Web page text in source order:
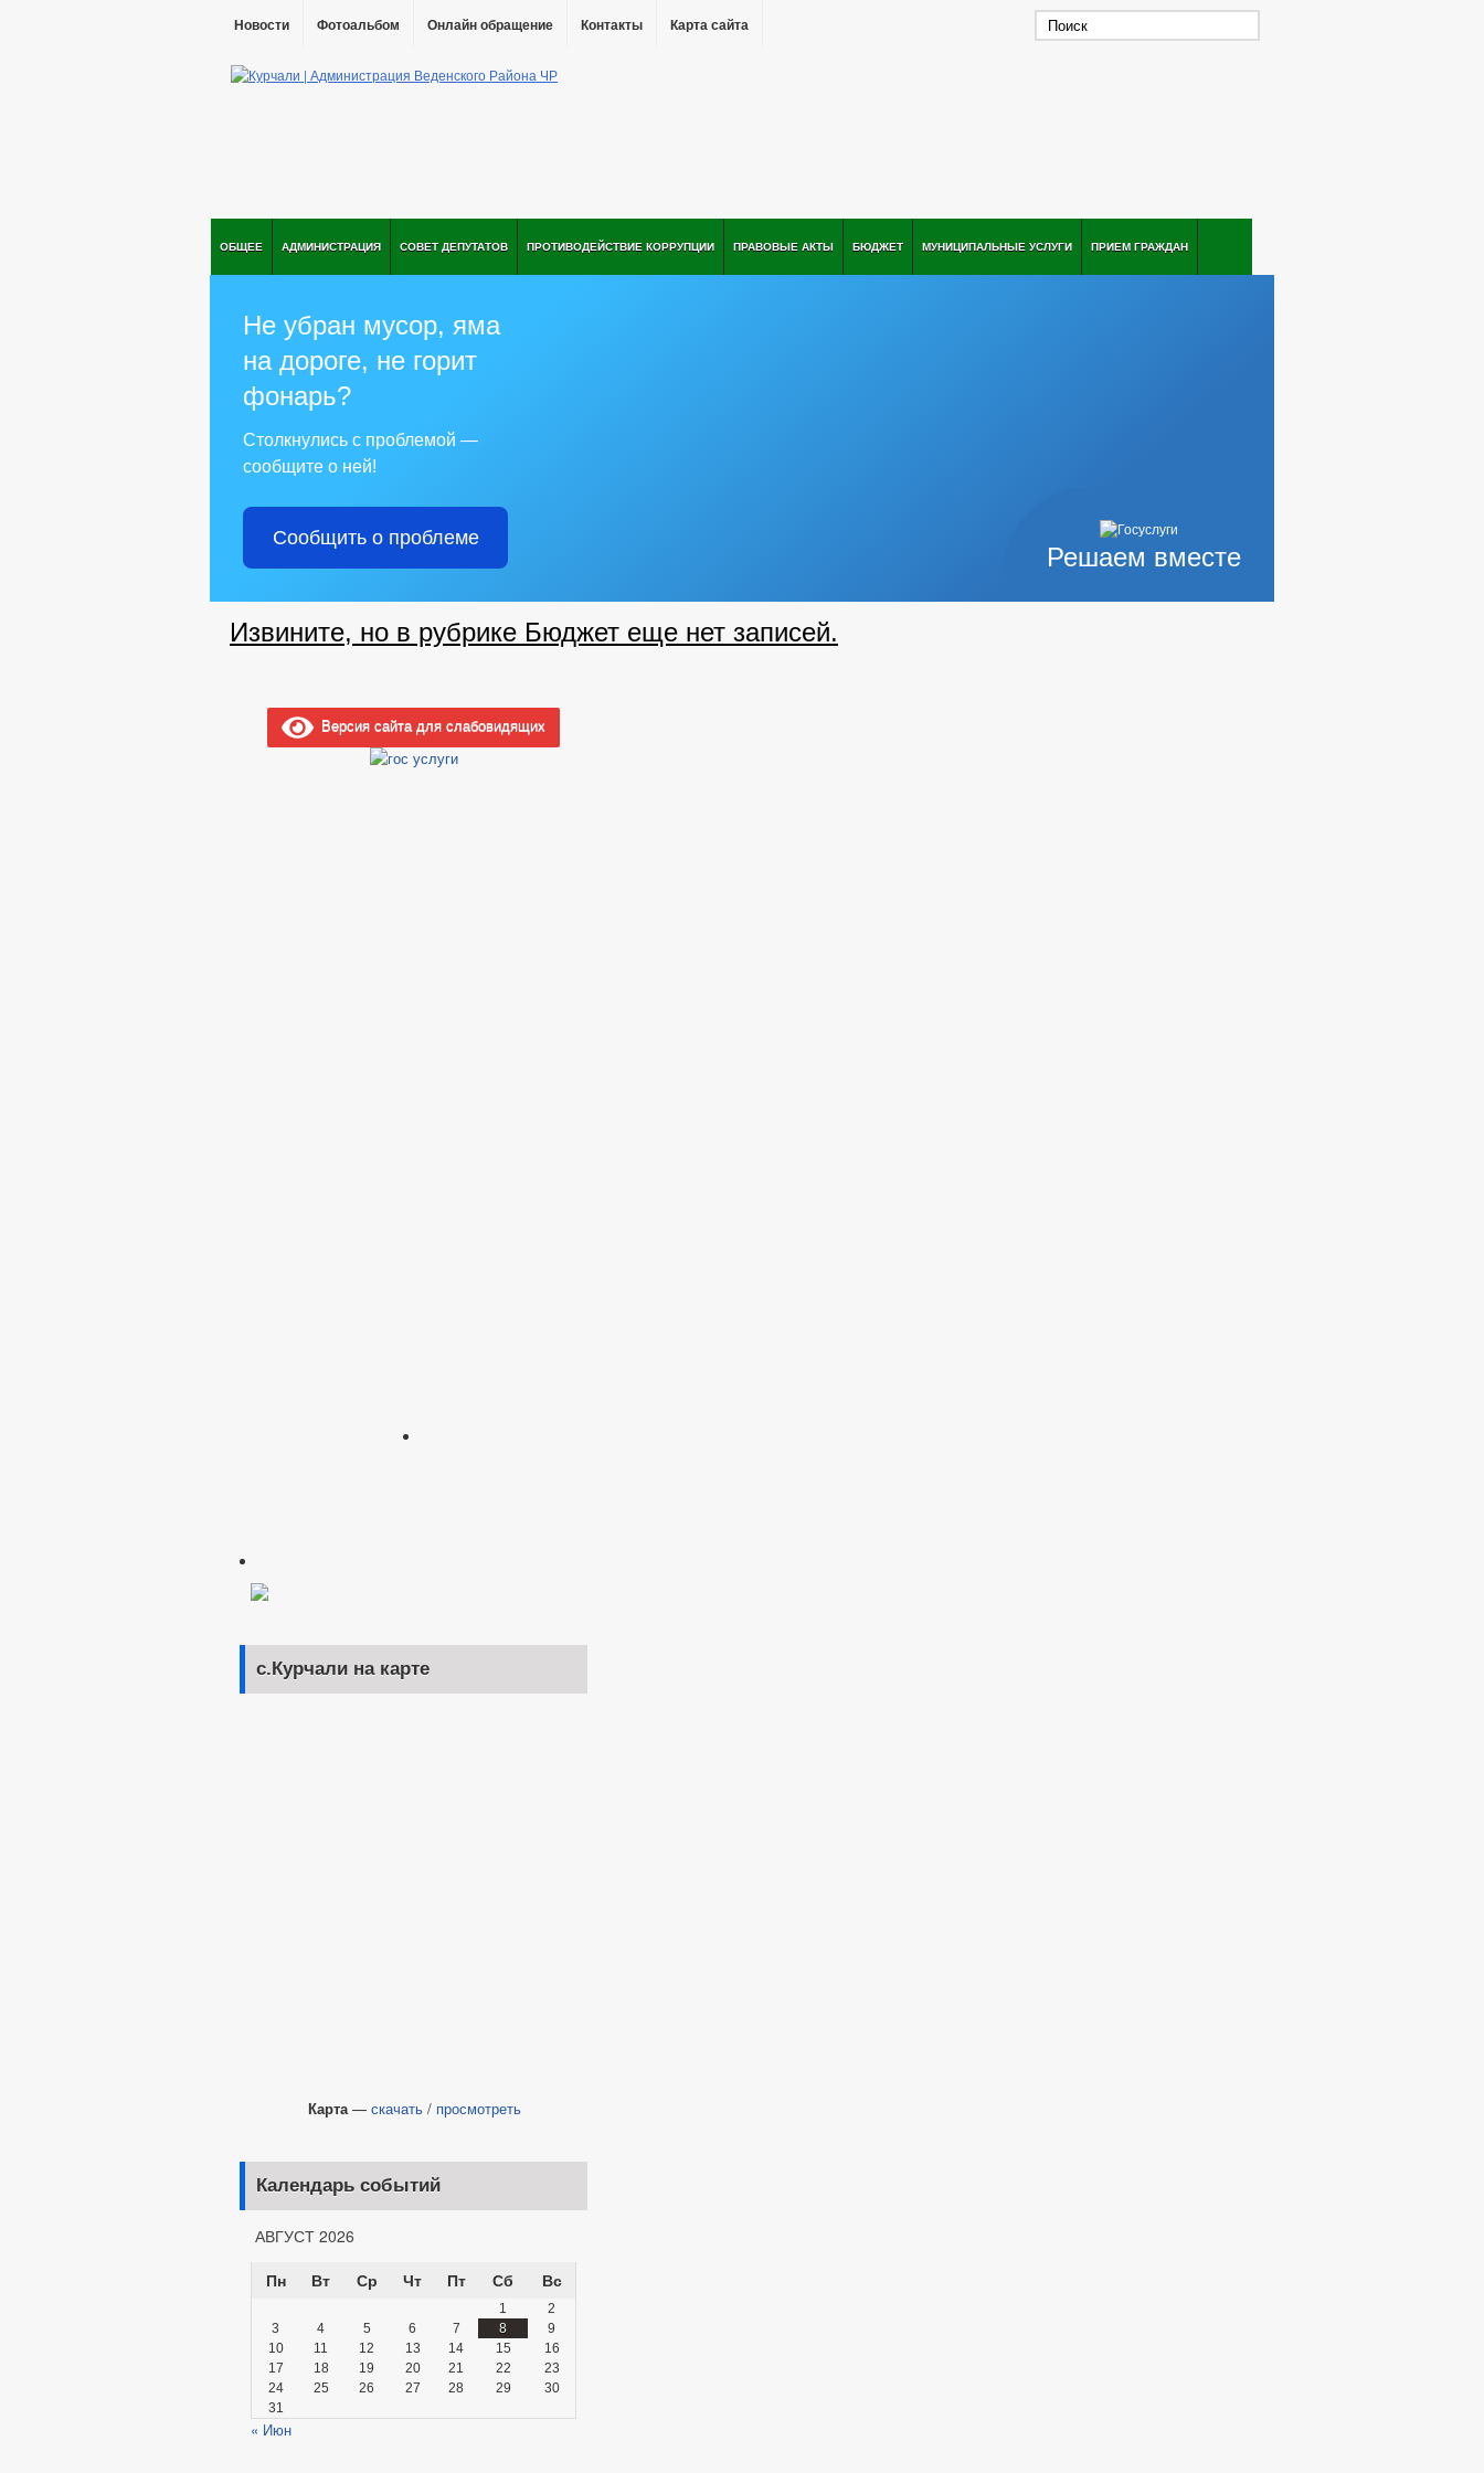
Новости Фотоальбом Онлайн обращение Контакты Карта сайта
ОБЩЕЕ АДМИНИСТРАЦИЯ СОВЕТ ДЕПУТАТОВ ПРОТИВОДЕЙСТВИЕ КОРРУПЦИИ ПРАВОВЫЕ АКТЫ БЮДЖЕТ МУНИЦИПАЛЬНЫЕ УСЛУГИ ПРИЕМ ГРАЖДАН
Решаем вместе
Не убран мусор, яма
на дороге, не горит
фонарь?
Столкнулись с проблемой —
сообщите о ней!
Сообщить о проблеме
Извините, но в рубрике Бюджет еще нет записей.
Версия сайта для слабовидящих
с.Курчали на карте
Карта — скачать / просмотреть
Календарь событий
АВГУСТ 2026
Пн
Вт Ср Чт Пт Сб Вс
1
2
3
4 5 6 7 8
9
10
11 12 13 14 15
16
17
18 19 20 21 22
23
24
25 26 27 28 29
30
31
« Июн